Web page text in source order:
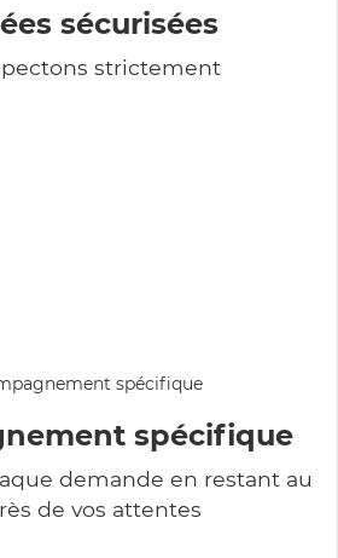
sécurisées
strictement
spécifique
demande en restant au
de vos attentes